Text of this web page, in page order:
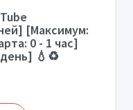
[Максимум:
0 - 1 час]
день] 💧♻️